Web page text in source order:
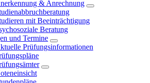
& Anrechnung
mit Beeinträchtigung
Beratung
und Termine
Prüfungsinformationen